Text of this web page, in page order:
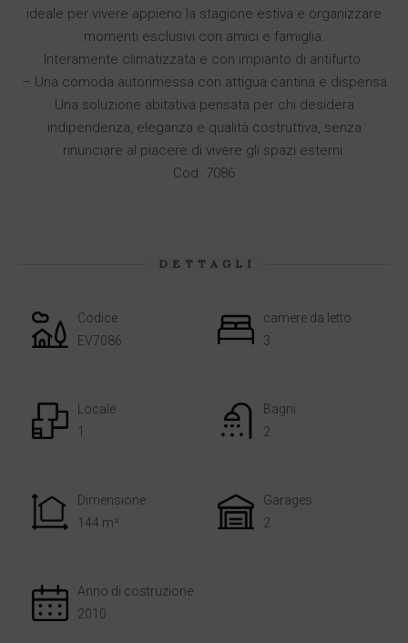
ideale per vivere appieno la stagione estiva e organizzare
momenti esclusivi con amici e famiglia.
Interamente climatizzata e con impianto di antifurto.
– Una comoda autorimessa con attigua cantina e dispensa
Una soluzione abitativa pensata per chi desidera
indipendenza, eleganza e qualità costruttiva, senza
rinunciare al piacere di vivere gli spazi esterni.
Cod. 7086
DETTAGLI
Codice
EV7086
camere da letto
3
Locale
1
Bagni
2
Dimensione
144 m²
Garages
2
Anno di costruzione
2010